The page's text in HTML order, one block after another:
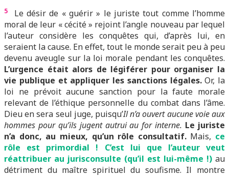
5
Le désir de « guérir » le juriste tout comme l’homme
moral de leur « cécité » rejoint l’angle nouveau par lequel
l’auteur considère les conquêtes qui, d’après lui, en
seraient la cause. En effet, tout le monde serait peu à peu
devenu aveugle sur la loi morale pendant les conquêtes.
L’urgence était alors de légiférer pour organiser la
vie publique et appliquer les sanctions légales.Or, la
loi ne prévoit aucune sanction pour la faute morale
relevant de l’éthique personnelle du combat dans l’âme.
Dieu en sera seul juge, puisqu’Il n’a ouvert aucune voie aux
hommes pour qu’ils jugent autrui au for interne. Le juriste
n’a donc, au mieux, qu’un rôle consultatif.Mais, ce
rôle est primordial ! C’est lui que l’auteur veut
réattribuer au jurisconsulte (qu’il est lui-même !) au
détriment du maître spirituel du soufisme. Il montre